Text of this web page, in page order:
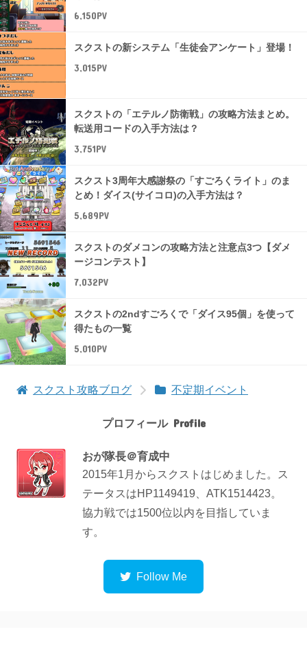
6,150PV
スクストの新システム「生徒会アンケート」登場！
3,015PV
スクストの「エテルノ防衛戦」の攻略方法まとめ。
転送用コードの入手方法は？
3,751PV
スクスト3周年大感謝祭の「すごろくライト」のま
とめ！ダイス(サイコロ)の入手方法は？
5,689PV
スクストのダメコンの攻略方法と注意点3つ【ダメ
ージコンテスト】
7,032PV
スクストの2ndすごろくで「ダイス95個」を使って
得たもの一覧
5,010PV
スクスト攻略ブログ 不定期イベント
プロフィール
おが隊長＠育成中
2015年1月からスクストはじめました。ス
テータスはHP1149419、ATK1514423。
協力戦では1500位以内を目指していま
す。